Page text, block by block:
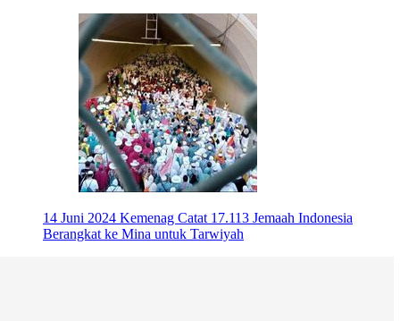
14 Juni 2024 Kemenag Catat 17.113 Jemaah Indonesia
Berangkat ke Mina untuk Tarwiyah